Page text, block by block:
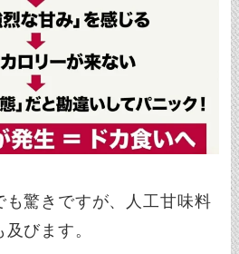
も驚きですが、人工甘味料
びます。